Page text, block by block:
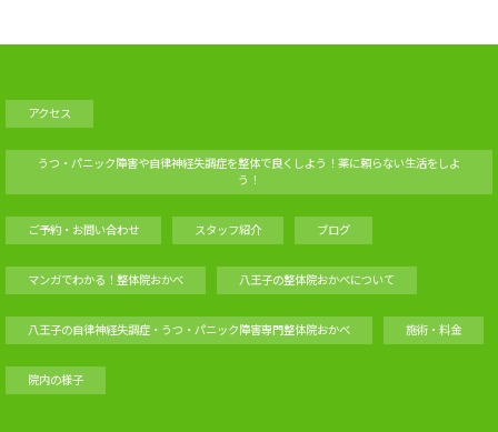
アクセス
うつ・パニック障害や自律神経失調症を整体で良くしよう！薬に頼らない生活をしよ
う！
ご予約・お問い合わせ スタッフ紹介 ブログ
マンガでわかる！整体院おかべ 八王子の整体院おかべについて
八王子の自律神経失調症・うつ・パニック障害専門整体院おかべ 施術・料金
院内の様子